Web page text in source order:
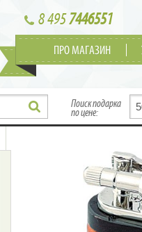
8 4957446551
ПРО МАГАЗИН
Поиск подарка
по цене: